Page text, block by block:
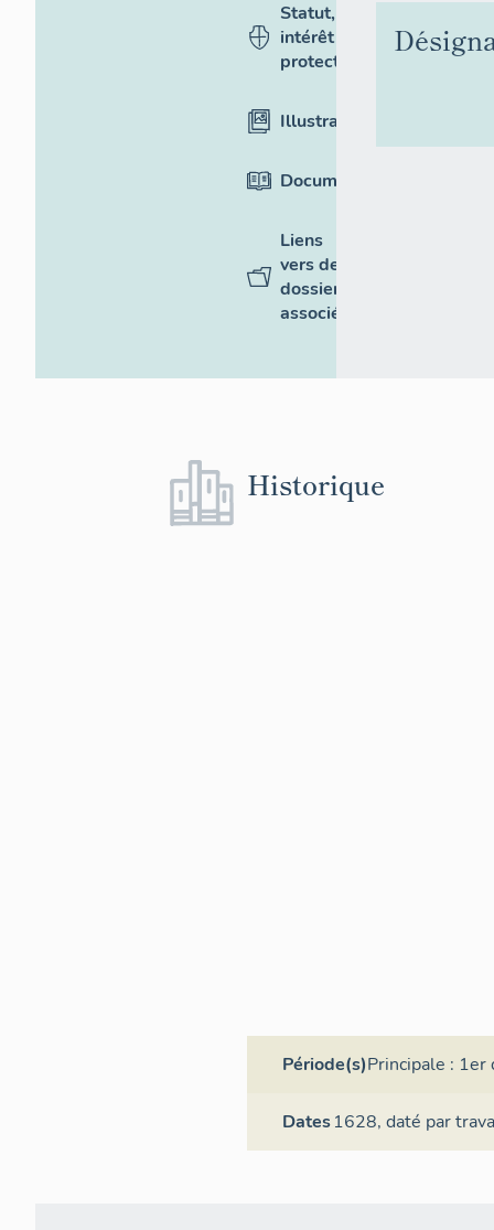
Statut,
intérêt et
protection
Illustrations
Documentation
Liens
vers des
dossiers
associés
Historique
Période(s)Principale : 1er
Dates1628,daté par